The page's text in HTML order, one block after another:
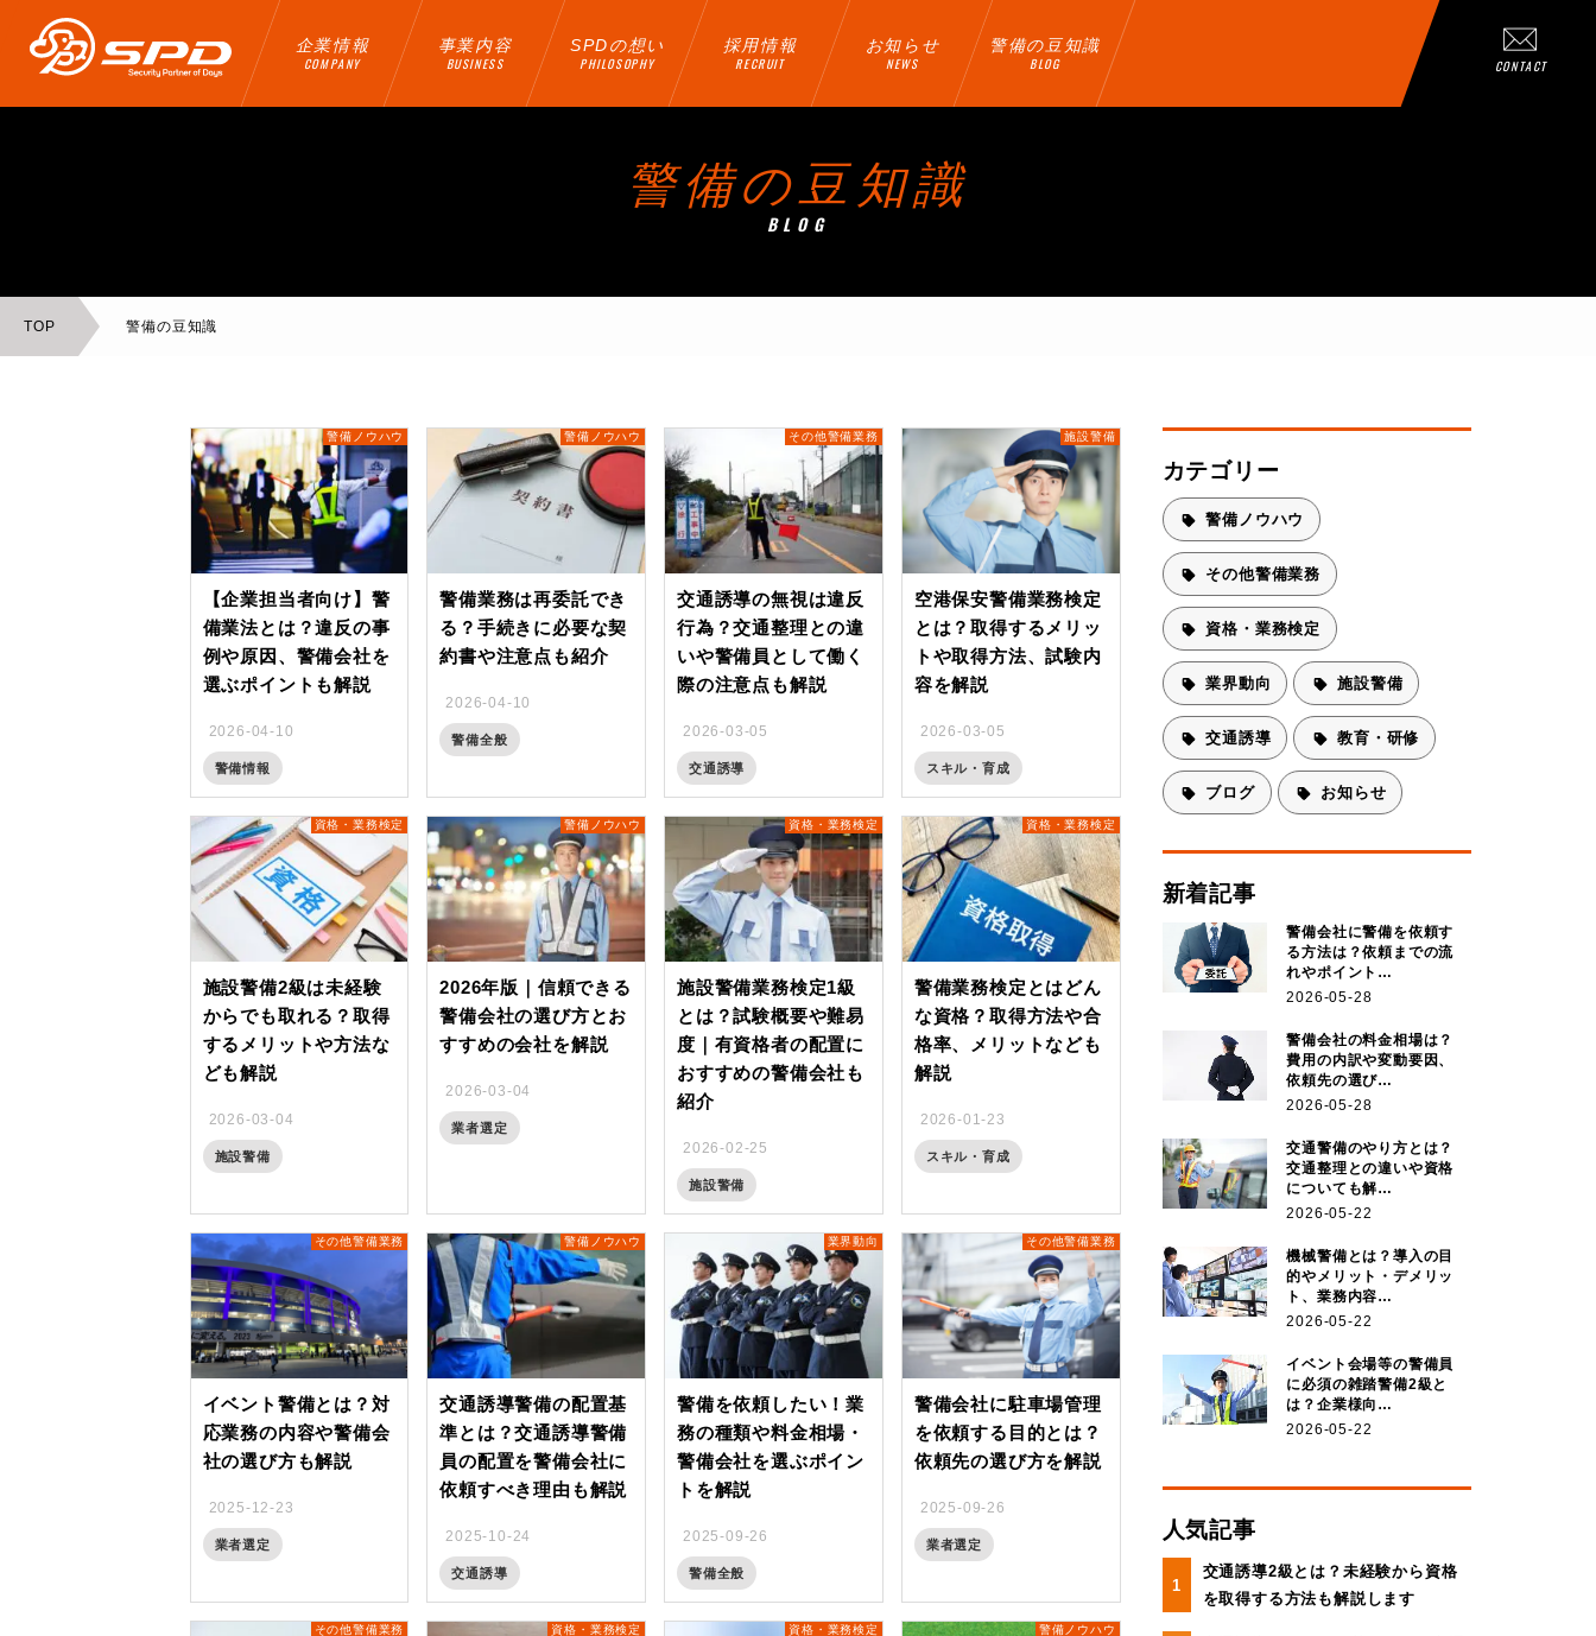
企業情報
COMPANY
事業内容
BUSINESS
SPDの想い
PHILOSOPHY
採用情報
RECRUIT
お知らせ
NEWS
警備の豆知識
BLOG CONTACT
警備の豆知識
BLOG
TOP 警備の豆知識
警備ノウハウ
【企業担当者向け】警
備業法とは？違反の事
例や原因、警備会社を
選ぶポイントも解説
2026-04-10
警備情報
警備ノウハウ
警備業務は再委託でき
る？手続きに必要な契
約書や注意点も紹介
2026-04-10
警備全般
その他警備業務
交通誘導の無視は違反
行為？交通整理との違
いや警備員として働く
際の注意点も解説
2026-03-05
交通誘導
施設警備
空港保安警備業務検定
とは？取得するメリッ
トや取得方法、試験内
容を解説
2026-03-05
スキル・育成
資格・業務検定
施設警備2級は未経験
からでも取れる？取得
するメリットや方法な
ども解説
2026-03-04
施設警備
警備ノウハウ
2026年版｜信頼できる
警備会社の選び方とお
すすめの会社を解説
2026-03-04
業者選定
資格・業務検定
施設警備業務検定1級
とは？試験概要や難易
度｜有資格者の配置に
おすすめの警備会社も
紹介
2026-02-25
施設警備
資格・業務検定
警備業務検定とはどん
な資格？取得方法や合
格率、メリットなども
解説
2026-01-23
スキル・育成
その他警備業務
イベント警備とは？対
応業務の内容や警備会
社の選び方も解説
2025-12-23
業者選定
警備ノウハウ
交通誘導警備の配置基
準とは？交通誘導警備
員の配置を警備会社に
依頼すべき理由も解説
2025-10-24
交通誘導
業界動向
警備を依頼したい！業
務の種類や料金相場・
警備会社を選ぶポイン
トを解説
2025-09-26
警備全般
その他警備業務
警備会社に駐車場管理
を依頼する目的とは？
依頼先の選び方を解説
2025-09-26
業者選定
その他警備業務 資格・業務検定 資格・業務検定 警備ノウハウ
カテゴリー
警備ノウハウ
その他警備業務
資格・業務検定
業界動向 施設警備
交通誘導 教育・研修
ブログ お知らせ
新着記事
警備会社に警備を依頼す
る方法は？依頼までの流
れやポイント…
2026-05-28
警備会社の料金相場は？
費用の内訳や変動要因、
依頼先の選び…
2026-05-28
交通警備のやり方とは？
交通整理との違いや資格
についても解…
2026-05-22
機械警備とは？導入の目
的やメリット・デメリッ
ト、業務内容…
2026-05-22
イベント会場等の警備員
に必須の雑踏警備2級と
は？企業様向…
2026-05-22
人気記事
交通誘導2級とは？未経験から資格
を取得する方法も解説します